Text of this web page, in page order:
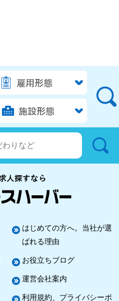
はじめての方へ。当社が選
ばれる理由
お役立ちブログ
運営会社案内
利用規約、プライバシーポ